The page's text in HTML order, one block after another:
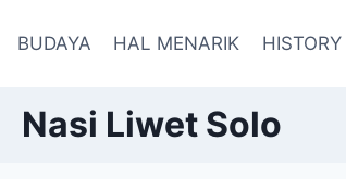
BUDAYA HAL MENARIK HISTORY
Nasi Liwet Solo